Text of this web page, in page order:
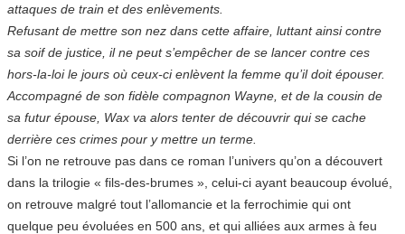
attaques de train et des enlèvements.
Refusant de mettre son nez dans cette affaire, luttant ainsi contre
sa soif de justice, il ne peut s’empêcher de se lancer contre ces
hors-la-loi le jours où ceux-ci enlèvent la femme qu’il doit épouser.
Accompagné de son fidèle compagnon Wayne, et de la cousin de
sa futur épouse, Wax va alors tenter de découvrir qui se cache
derrière ces crimes pour y mettre un terme.
Si l’on ne retrouve pas dans ce roman l’univers qu’on a découvert
dans la trilogie « fils-des-brumes », celui-ci ayant beaucoup évolué,
on retrouve malgré tout l’allomancie et la ferrochimie qui ont
quelque peu évoluées en 500 ans, et qui alliées aux armes à feu